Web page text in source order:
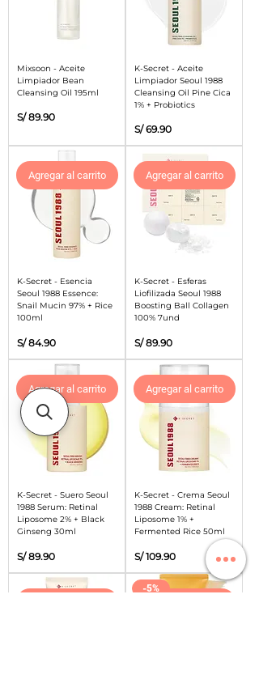
Mixsoon - Aceite
Limpiador Bean
Cleansing Oil 195ml
Precio
S/ 89.90
K-Secret - Aceite
Limpiador Seoul 1988
Cleansing Oil Pine Cica
1% + Probiotics
Precio
S/ 69.90
Agregar al carrito
K-Secret - Esencia
Seoul 1988 Essence:
Snail Mucin 97% + Rice
100ml
Precio
S/ 84.90
Agregar al carrito
K-Secret - Esferas
Liofilizada Seoul 1988
Boosting Ball Collagen
100% 7und
Precio
S/ 89.90
Agregar al carrito
K-Secret - Suero Seoul
1988 Serum: Retinal
Liposome 2% + Black
Ginseng 30ml
Precio
S/ 89.90
Agregar al carrito
K-Secret - Crema Seoul
1988 Cream: Retinal
Liposome 1% +
Fermented Rice 50ml
Precio
S/ 109.90
-5%